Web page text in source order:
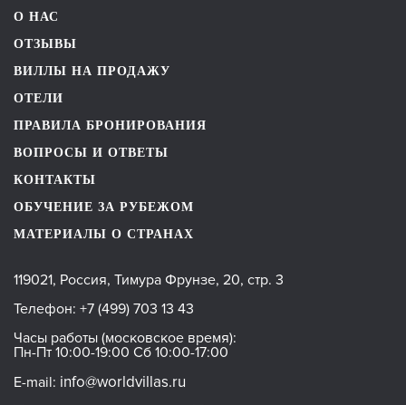
О НАС
ОТЗЫВЫ
ВИЛЛЫ НА ПРОДАЖУ
ОТЕЛИ
ПРАВИЛА БРОНИРОВАНИЯ
ВОПРОСЫ И ОТВЕТЫ
КОНТАКТЫ
ОБУЧЕНИЕ ЗА РУБЕЖОМ
МАТЕРИАЛЫ О СТРАНАХ
119021, Россия, Тимура Фрунзе, 20, стр. 3
Телефон: +7 (499) 703 13 43
Часы работы (московское время):
Пн-Пт 10:00-19:00 Сб 10:00-17:00
E-mail: info@worldvillas.ru